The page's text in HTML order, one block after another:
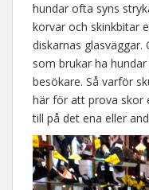
hundar ofta syns
korvar och skinkbitar
diskarnas
som brukar ha
besökare. Så varför
här för att prova skor
till på det ena eller